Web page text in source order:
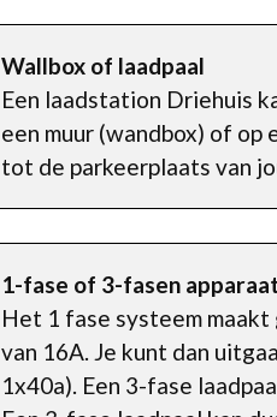
Wallbox of laadpaal
Een laadstation Driehuis
een muur (wandbox) of
tot de parkeerplaats van
1-fase of 3-fasen apparaat
Het 1 fase systeem maakt
van 16A. Je kunt dan
1x40a). Een 3-fase